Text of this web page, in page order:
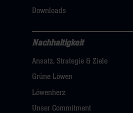
hier
Downloads
Nachhaltigkeit
Navigation
öffnen,
dann
klicken
Nachhaltigkeit
Ansatz, Strategie & Ziele
Grüne Löwen
Löwenherz
Unser Commitment